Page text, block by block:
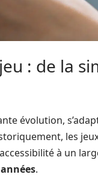
: de la
évolution,
les
à un
années.